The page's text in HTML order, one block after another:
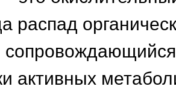
распад
активных